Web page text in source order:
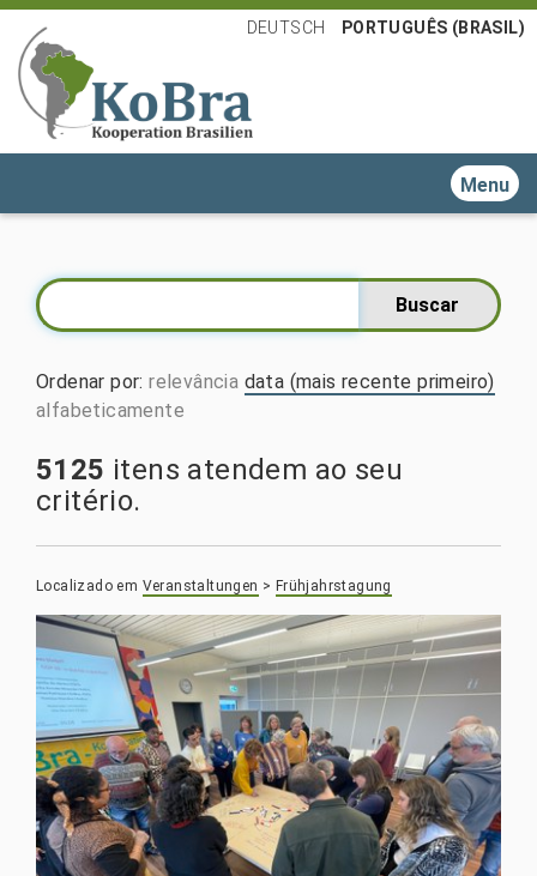
DEUTSCH PORTUGUÊS (BRASIL)
Toggle
Ordenar por:relevância data (mais recente primeiro)
alfabeticamente
5125 itens atendem ao seu
critério.
Localizado em Veranstaltungen > Frühjahrstagung